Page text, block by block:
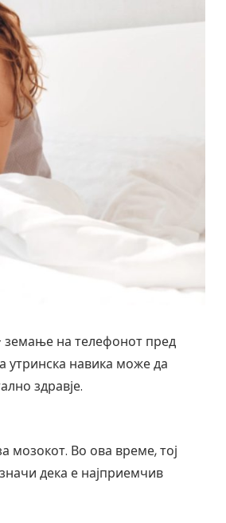
земање на телефонот пред
утринска навика може да
здравје.
мозокот. Во ова време, тој
дека е најприемчив